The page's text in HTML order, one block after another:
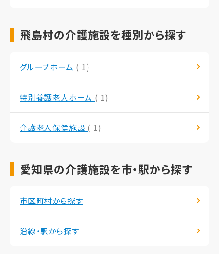
飛島村の介護施設を種別から探す
グループホーム ( 1)
特別養護老人ホーム ( 1)
介護老人保健施設 ( 1)
愛知県の介護施設を市・駅から探す
市区町村から探す
沿線・駅から探す